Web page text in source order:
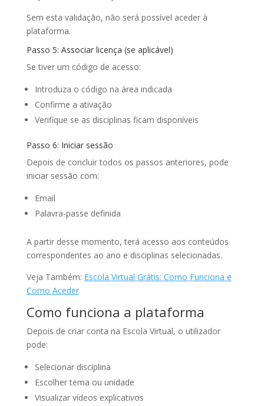
Sem esta validação, não será possível aceder à
plataforma.
Passo 5: Associar licença (se aplicável)
Se tiver um código de acesso:
Introduza o código na área indicada
Confirme a ativação
Verifique se as disciplinas ficam disponíveis
Passo 6: Iniciar sessão
Depois de concluir todos os passos anteriores, pode
iniciar sessão com:
Email
Palavra-passe definida
A partir desse momento, terá acesso aos conteúdos
correspondentes ao ano e disciplinas selecionadas.
Veja Também: Escola Virtual Grátis: Como Funciona e
Como Aceder
Como funciona a plataforma
Depois de criar conta na Escola Virtual, o utilizador
pode:
Selecionar disciplina
Escolher tema ou unidade
Visualizar vídeos explicativos